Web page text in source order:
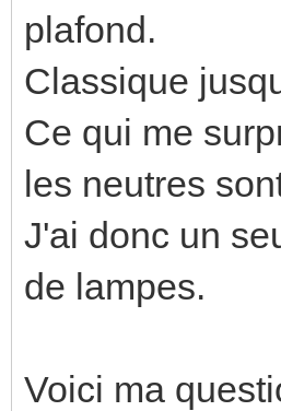
plafond.
Classique
Ce qui me
les neutres
J'ai donc un
de lampes.
Voici ma